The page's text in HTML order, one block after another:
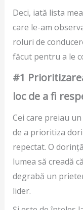
Deci, iată lista
care le-am
roluri de
făcut pentru a le
#1
loc de a fi
Cei care preiau
de a prioritiza
repectat. O
lumea să creadă
degrabă un
lider.